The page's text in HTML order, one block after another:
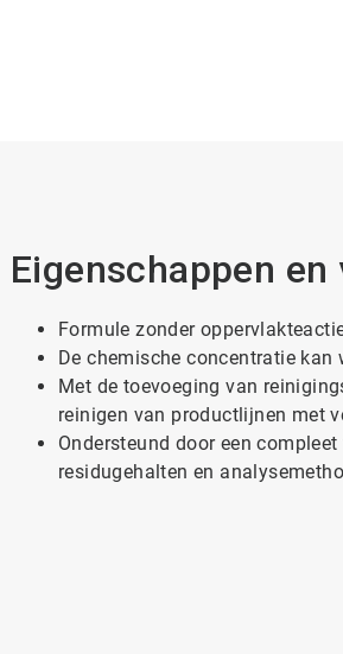
Eigenschappen en
Formule zonder
De chemische concentratie kan
Met de toevoeging van
reinigen van productlijnen met
Ondersteund door een
residugehalten en